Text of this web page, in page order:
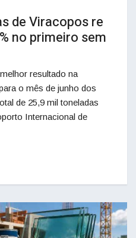
de Viracopos re
no primeiro sem
resultado na
o mês de junho dos
de 25,9 mil toneladas
Internacional de